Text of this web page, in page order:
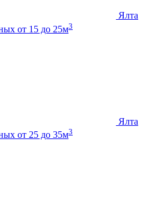
Ялта
от 15 до 25м3
Ялта
от 25 до 35м3